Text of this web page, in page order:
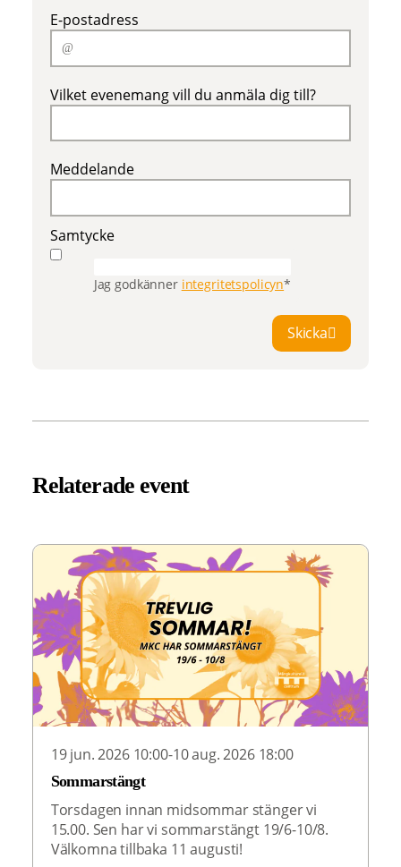
E-postadress
Vilket evenemang vill du anmäla dig till?
Meddelande
Samtycke
Jag godkänner integritetspolicyn*
Skicka
Relaterade event
19 jun. 2026 10:00-10 aug. 2026 18:00
Sommarstängt
Torsdagen innan midsommar stänger vi
15.00. Sen har vi sommarstängt 19/6-10/8.
Välkomna tillbaka 11 augusti!